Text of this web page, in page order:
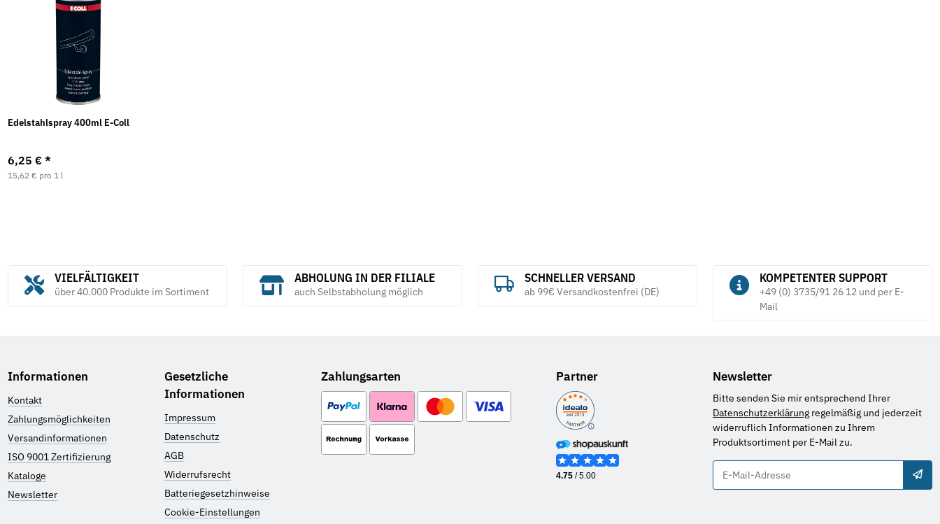
Edelstahlspray 400ml E-Coll
6,25 €*
15,62 € pro 1 l
VIELFÄLTIGKEIT
über 40.000 Produkte im Sortiment
ABHOLUNG IN DER FILIALE
auch Selbstabholung möglich
SCHNELLER VERSAND
ab 99€ Versandkostenfrei (DE)
KOMPETENTER SUPPORT
+49 (0) 3735/91 26 12 und per E-
Mail
Informationen
Kontakt
Zahlungsmöglichkeiten
Versandinformationen
ISO 9001 Zertifizierung
Kataloge
Newsletter
Gesetzliche
Informationen
Impressum
Datenschutz
AGB
Widerrufsrecht
Batteriegesetzhinweise
Cookie-Einstellungen
Zahlungsarten Partner Newsletter
Bitte senden Sie mir entsprechend Ihrer
Datenschutzerklärung regelmäßig und jederzeit
widerruflich Informationen zu Ihrem
Produktsortiment per E-Mail zu.